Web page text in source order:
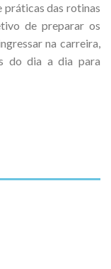
práticas das rotinas
de preparar os
na carreira,
do dia a dia para